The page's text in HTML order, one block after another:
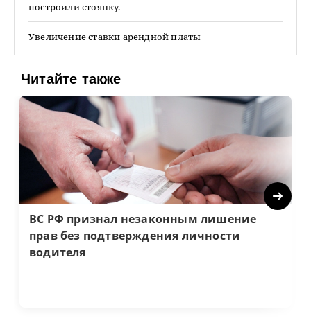
построили стоянку.
Увеличение ставки арендной платы
Читайте также
ВС РФ признал незаконным лишение
прав без подтверждения личности
водителя
Next